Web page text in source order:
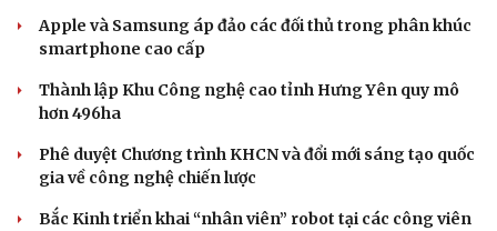
Sản phụ khoa
Nhi khoa
Nam khoa
Làm đẹp - giảm cân
Ăn sạch sống khỏe
Tình yêu - Gia đình
Apple và Samsung áp đảo các đối thủ trong phân khúc
smartphone cao cấp
Thành lập Khu Công nghệ cao tỉnh Hưng Yên quy mô
hơn 496ha
Phê duyệt Chương trình KHCN và đổi mới sáng tạo quốc
gia về công nghệ chiến lược
Bắc Kinh triển khai “nhân viên” robot tại các công viên